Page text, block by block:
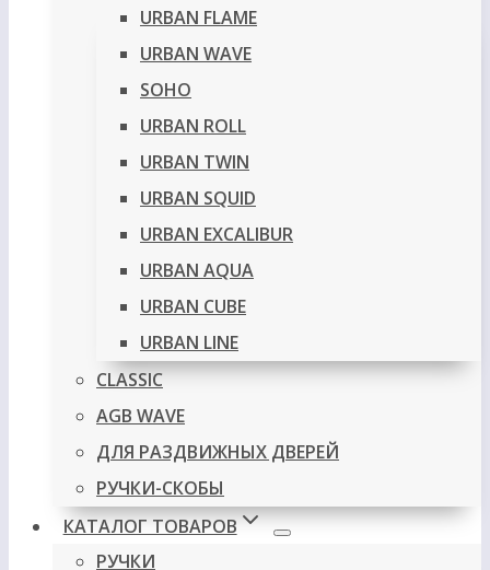
URBAN FLAME
URBAN WAVE
SOHO
URBAN ROLL
URBAN TWIN
URBAN SQUID
URBAN EXCALIBUR
URBAN AQUA
URBAN CUBE
URBAN LINE
CLASSIC
AGB WAVE
ДЛЯ РАЗДВИЖНЫХ ДВЕРЕЙ
РУЧКИ-СКОБЫ
КАТАЛОГ ТОВАРОВ
РУЧКИ